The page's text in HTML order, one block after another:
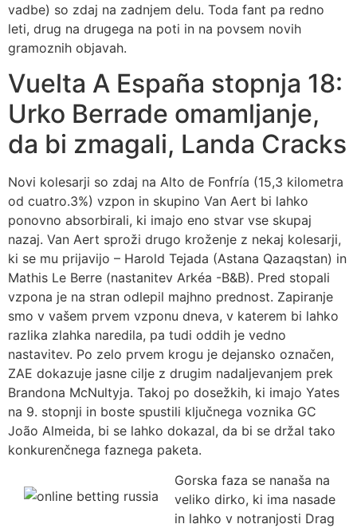
vadbe) so zdaj na zadnjem delu. Toda fant pa redno
leti, drug na drugega na poti in na povsem novih
gramoznih objavah.
Vuelta A España stopnja 18:
Urko Berrade omamljanje,
da bi zmagali, Landa Cracks
Novi kolesarji so zdaj na Alto de Fonfría (15,3 kilometra
od cuatro.3%) vzpon in skupino Van Aert bi lahko
ponovno absorbirali, ki imajo eno stvar vse skupaj
nazaj. Van Aert sproži drugo kroženje z nekaj kolesarji,
ki se mu prijavijo – Harold Tejada (Astana Qazaqstan) in
Mathis Le Berre (nastanitev Arkéa -B&B). Pred stopali
vzpona je na stran odlepil majhno prednost. Zapiranje
smo v vašem prvem vzponu dneva, v katerem bi lahko
razlika zlahka naredila, pa tudi oddih je vedno
nastavitev. Po zelo prvem krogu je dejansko označen,
ZAE dokazuje jasne cilje z drugim nadaljevanjem prek
Brandona McNultyja. Takoj po dosežkih, ki imajo Yates
na 9. stopnji in boste spustili ključnega voznika GC
João Almeida, bi se lahko dokazal, da bi se držal tako
konkurenčnega faznega paketa.
Gorska faza se nanaša na
veliko dirko, ki ima nasade
in lahko v notranjosti Drag